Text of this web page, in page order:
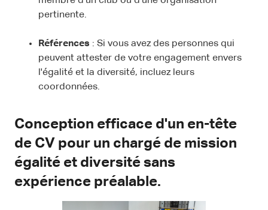
pertinente.
Références : Si vous avez des personnes qui
peuvent attester de votre engagement envers
l'égalité et la diversité, incluez leurs
coordonnées.
Conception efficace d'un en-tête
de CV pour un chargé de mission
égalité et diversité sans
expérience préalable.